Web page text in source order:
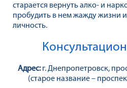
старается вернуть алко- и
пробудить в нем жажду жизни
личность.
Адрес:г. Днепропетровск,
(старое название –